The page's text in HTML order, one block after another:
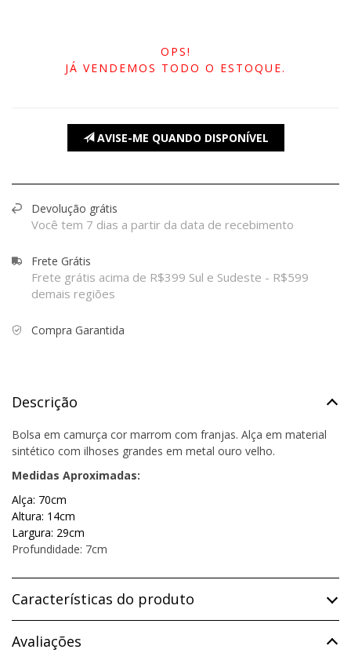
OPS!
JÁ VENDEMOS TODO O ESTOQUE.
AVISE-ME QUANDO DISPONÍVEL
Devolução grátis
Você tem 7 dias a partir da data de recebimento
Frete Grátis
Frete grátis acima de R$399 Sul e Sudeste - R$599
demais regiões
Compra Garantida
Descrição
Bolsa em camurça cor marrom com franjas. Alça em material
sintético com ilhoses grandes em metal ouro velho.
Medidas Aproximadas:
Alça: 70cm
Altura: 14cm
Largura: 29cm
Profundidade: 7cm
Características do produto
Avaliações